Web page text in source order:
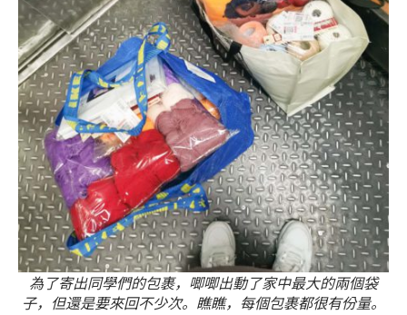
為了寄出同學們的包裹，唧唧出動了家中最大的兩個袋
子，但還是要來回不少次。瞧瞧，每個包裹都很有份量。